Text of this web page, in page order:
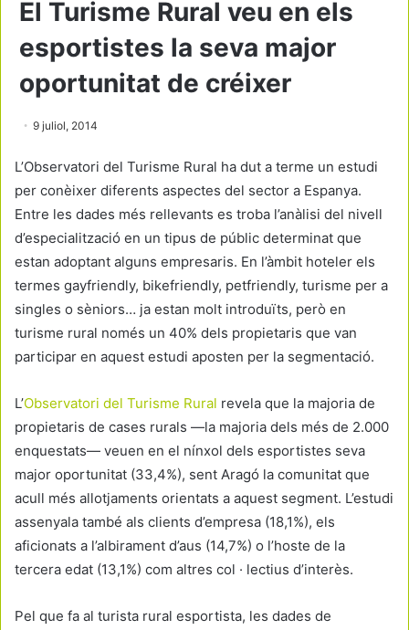
El Turisme Rural veu en els
esportistes la seva major
oportunitat de créixer
9 juliol, 2014
L’Observatori del Turisme Rural ha dut a terme un estudi
per conèixer diferents aspectes del sector a Espanya.
Entre les dades més rellevants es troba l’anàlisi del nivell
d’especialització en un tipus de públic determinat que
estan adoptant alguns empresaris. En l’àmbit hoteler els
termes gayfriendly, bikefriendly, petfriendly, turisme per a
singles o sèniors… ja estan molt introduïts, però en
turisme rural només un 40% dels propietaris que van
participar en aquest estudi aposten per la segmentació.
L’Observatori del Turisme Rural revela que la majoria de
propietaris de cases rurals —la majoria dels més de 2.000
enquestats— veuen en el nínxol dels esportistes seva
major oportunitat (33,4%), sent Aragó la comunitat que
acull més allotjaments orientats a aquest segment. L’estudi
assenyala també als clients d’empresa (18,1%), els
aficionats a l’albirament d’aus (14,7%) o l’hoste de la
tercera edat (13,1%) com altres col · lectius d’interès.
Pel que fa al turista rural esportista, les dades de